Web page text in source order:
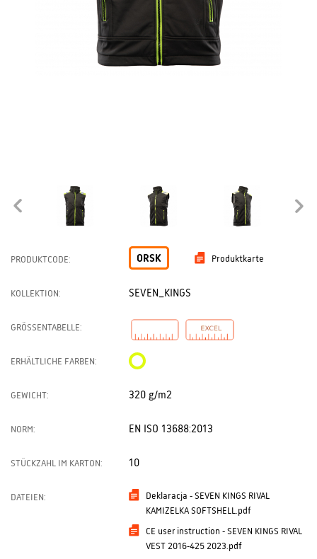
PRODUKTCODE: ORSK Produktkarte
KOLLEKTION: SEVEN_KINGS
GRÖSSENTABELLE:
ERHÄLTLICHE FARBEN:
GEWICHT: 320 g/m2
NORM: EN ISO 13688:2013
STÜCKZAHL IM KARTON: 10
DATEIEN:
Deklaracja - SEVEN KINGS RIVAL
KAMIZELKA SOFTSHELL.pdf
CE user instruction - SEVEN KINGS RIVAL
VEST 2016-425 2023.pdf